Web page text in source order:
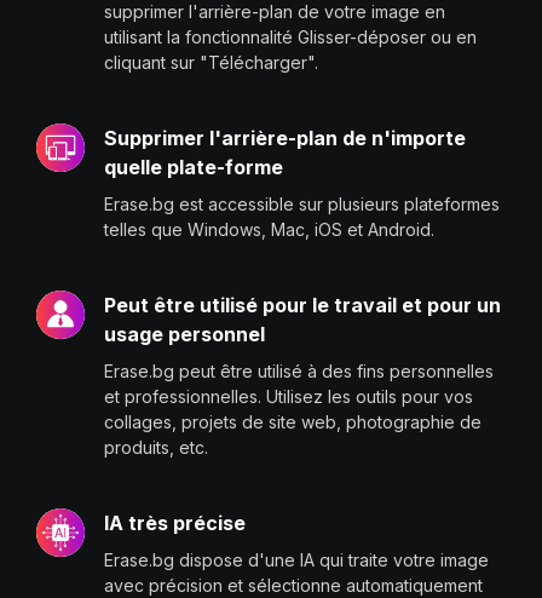
supprimer l'arrière-plan de votre image en
utilisant la fonctionnalité Glisser-déposer ou en
cliquant sur "Télécharger".
Supprimer l'arrière-plan de n'importe
quelle plate-forme
Erase.bg est accessible sur plusieurs plateformes
telles que Windows, Mac, iOS et Android.
Peut être utilisé pour le travail et pour un
usage personnel
Erase.bg peut être utilisé à des fins personnelles
et professionnelles. Utilisez les outils pour vos
collages, projets de site web, photographie de
produits, etc.
IA très précise
Erase.bg dispose d'une IA qui traite votre image
avec précision et sélectionne automatiquement